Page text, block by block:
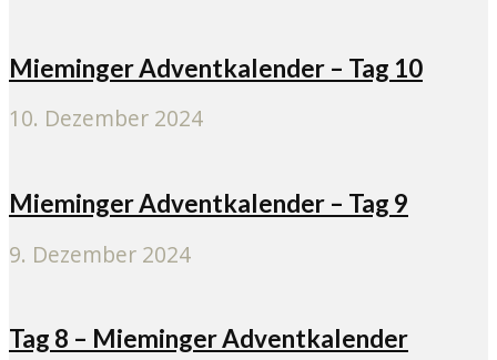
Mieminger Adventkalender – Tag 10
10. Dezember 2024
Mieminger Adventkalender – Tag 9
9. Dezember 2024
Tag 8 – Mieminger Adventkalender